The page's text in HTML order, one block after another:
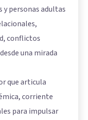
personas adultas
conflictos
una mirada
que articula
corriente
para impulsar